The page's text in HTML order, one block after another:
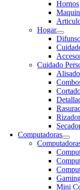
Hornos
Hogar
Cuidado
Computadoras
Mini